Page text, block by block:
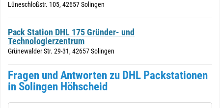
Lüneschloßstr. 105, 42657 Solingen
Pack Station DHL 175 Gründer- und
Technologierzentrum
Grünewalder Str. 29-31, 42657 Solingen
Fragen und Antworten zu DHL Packstationen
in Solingen Höhscheid